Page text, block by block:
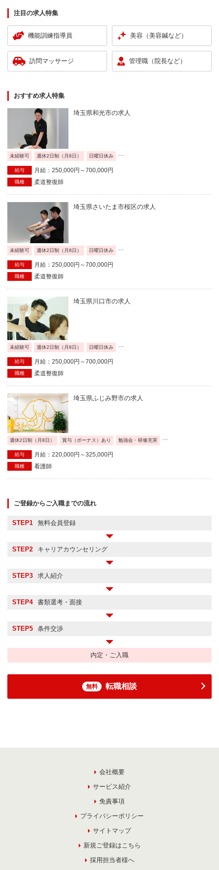
注目の求人特集
機能訓練指導員 美容（美容鍼など）
訪問マッサージ 管理職（院長など）
おすすめ求人特集
埼玉県和光市の求人
未経験可 週休2日制（月8日） 日曜日休み ...
給与 月給：250,000円～700,000円
職種 柔道整復師
埼玉県さいたま市桜区の求人
未経験可 週休2日制（月8日） 日曜日休み ...
給与 月給：250,000円～700,000円
職種 柔道整復師
埼玉県川口市の求人
未経験可 週休2日制（月8日） 日曜日休み
給与 月給：250,000円～700,000円
職種 柔道整復師
埼玉県ふじみ野市の求人
週休2日制（月8日） 賞与（ボーナス）あり 勉強会・研修充実
給与 月給：220,000円～325,000円
職種 看護師
ご登録からご入職までの流れ
STEP1 無料会員登録
STEP2 キャリアカウンセリング
STEP3 求人紹介
STEP4 書類選考・面接
STEP5 条件交渉
内定・ご入職
無料 転職相談
会社概要
サービス紹介
免責事項
プライバシーポリシー
サイトマップ
新規ご登録はこちら
採用担当者様へ